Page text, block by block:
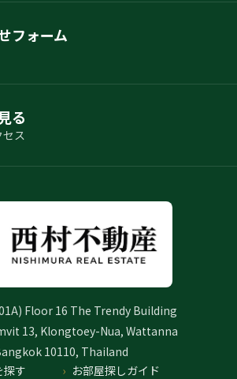
フォーム
る
ス
Floor 16 The Trendy Building
13, Klongtoey-Nua, Wattanna
10110, Thailand
探す
お部屋探しガイド